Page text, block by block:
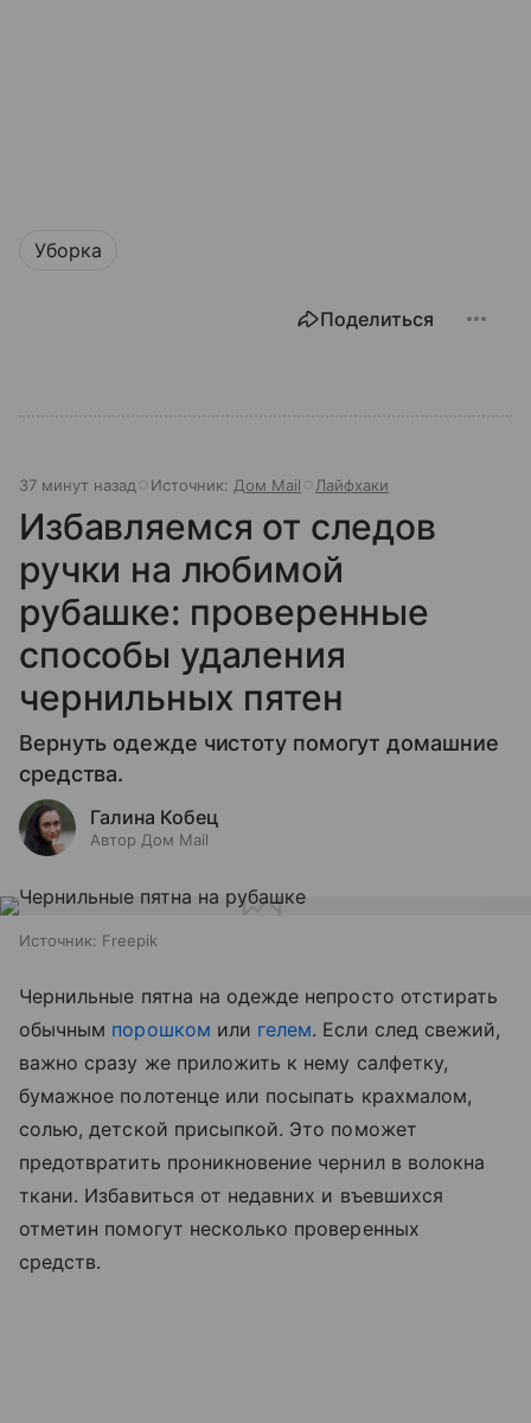
Уборка
Поделиться
37 минут назад Источник: Дом Mail Лайфхаки
Избавляемся от следов
ручки на любимой
рубашке: проверенные
способы удаления
чернильных пятен
Вернуть одежде чистоту помогут домашние
средства.
Галина Кобец
Автор Дом Mail
Источник: Freepik
Чернильные пятна на одежде непросто отстирать
обычным порошком или гелем. Если след свежий,
важно сразу же приложить к нему салфетку,
бумажное полотенце или посыпать крахмалом,
солью, детской присыпкой. Это поможет
предотвратить проникновение чернил в волокна
ткани. Избавиться от недавних и въевшихся
отметин помогут несколько проверенных
средств.